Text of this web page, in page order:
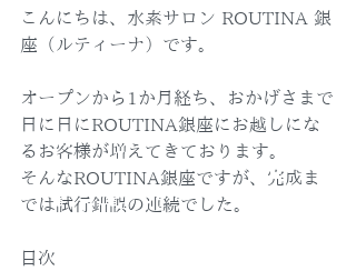
こんにちは、水素サロン ROUTINA 銀
座（ルティーナ）です。
オープンから1か月経ち、おかげさまで
日に日にROUTINA銀座にお越しにな
るお客様が増えてきております。
そんなROUTINA銀座ですが、完成ま
では試行錯誤の連続でした。
目次